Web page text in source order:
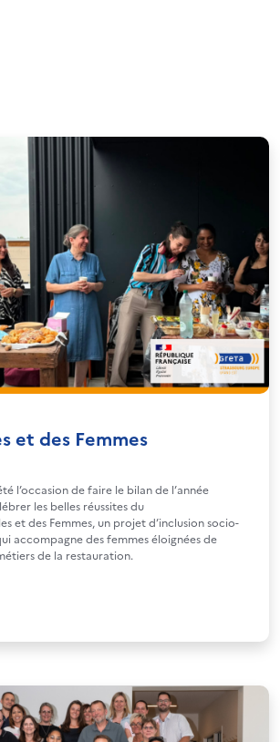
et des Femmes
l’occasion de faire le bilan de l’année
les belles réussites du
et des Femmes, un projet d’inclusion socio-
accompagne des femmes éloignées de
de la restauration.